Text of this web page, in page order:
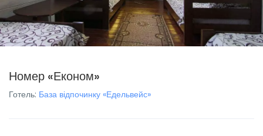
Номер «Економ»
Готель: База відпочинку «Едельвейс»